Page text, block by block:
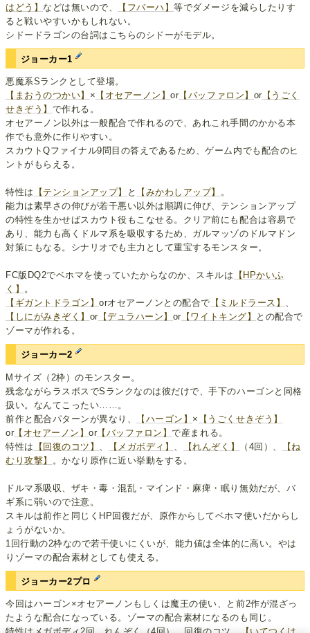
はどう】 などは無いので、 【フバーハ】等でダメージを減らしたりす
ると戦いやすいかもしれない。
シドードラゴンの台詞はこちらのシドーがモデル。
ジョーカー1
悪魔系Sランクとして登場。
【まおうのつかい】 × 【オセアーノン】or 【バッファロン】 or 【うごく
せきぞう】 で作れる。
オセアーノン以外は一般配合で作れるので、あれこれ手間のかかる本
作でも意外に作りやすい。
スカウトQファイナル9問目の答えであるため、ゲーム内でも配合のヒ
ントがもらえる。
特性は 【テンションアップ】 と 【みかわしアップ】 。
能力は素早さの伸びが若干悪い以外は順調に伸び、テンションアップ
の特性を生かせばスカウト役もこなせる。クリア前にも配合は容易で
あり、能力も高くドルマ系を吸収するため、ガルマッゾのドルマドン
対策にもなる。シナリオでも主力として重宝するモンスター。
FC版DQ2でベホマを使っていたからなのか、スキルは
【HPかいふ
く】 。
【ギガントドラゴン】orオセアーノンとの配合で 【ミルドラース】 、
【しにがみきぞく】 or 【デュラハーン】 or 【ワイトキング】
との配合で
ゾーマが作れる。
ジョーカー2
Mサイズ（2枠）のモンスター。
残念ながらラスボスでSランクなのは彼だけで、手下のハーゴンと同格
扱い。なんてこったい……。
前作と配合パターンが異なり、
【ハーゴン】 ×
【うごくせきぞう】
or 【オセアーノン】or 【バッファロン】で産まれる。
特性は
【回復のコツ】 【メガボディ】 【れんぞく】 （4回）、
【ね
むり攻撃】
。かなり原作に近い挙動をする。
ドルマ系吸収、ザキ・毒・混乱・マインド・麻痺・眠り無効だが、バ
ギ系に弱いので注意。
スキルは前作と同じくHP回復だが、原作からしてベホマ使いだからし
ょうがないか。
1回行動の2枠なので若干使いにくいが、能力値は全体的に高い。やは
りゾーマの配合素材としても使える。
ジョーカー2プロ
今回はハーゴン×オセアーノンもしくは魔王の使い、と前2作が混ざっ
たような配合になっている。ゾーマの配合素材になるのも同じ。